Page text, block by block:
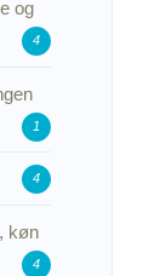
og
4
1
4
køn
4